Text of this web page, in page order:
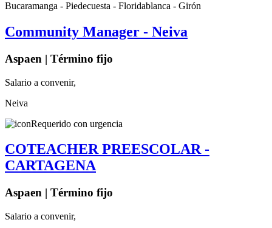
Bucaramanga - Piedecuesta - Floridablanca - Girón
Community Manager - Neiva
Aspaen | Término fijo
Salario a convenir,
Neiva
Requerido con urgencia
COTEACHER PREESCOLAR -
CARTAGENA
Aspaen | Término fijo
Salario a convenir,